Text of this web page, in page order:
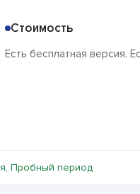
Стоимость
Есть бесплатная версия.
Пробный период